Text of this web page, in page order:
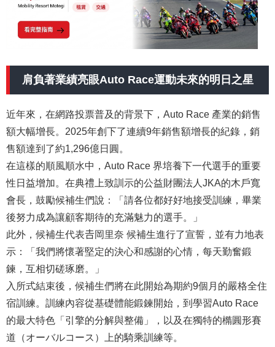
肩負著業績亮眼Auto Race運動未來的明日之星
近年來，在網路投票普及的背景下， Auto Race 產業的銷售
額大幅增長。2025年創下了連續9年銷售額增長的紀錄，銷
售額達到了約1,296億日圓。
在這樣的順風順水中， Auto Race 界培養下一代選手的重要
性日益增加。在典禮上致訓示的公益財團法人JKA的木戶寬
會長，鼓勵候補生們說：「請各位都好好地接受訓練，畢業
後努力成為讓顧客期待的充滿魅力的選手。」
此外，候補生代表𠮷岡里奈 候補生進行了宣誓，並有力地表
示：「我們將懷著堅定的決心和感謝的心情，每天勤奮鍛
鍊，互相切磋琢磨。」
入所式結束後，候補生們將在此開始為期約9個月的嚴格全住
宿訓練。訓練內容從基礎體能鍛鍊開始，到學習Auto Race
的最大特色「引擎的分解與整備」，以及在獨特的橢圓形賽
道（オーバルコース） 上的騎乘訓練等。